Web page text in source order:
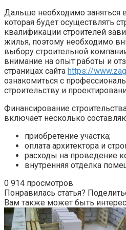
Дальше необходимо заняться
которая будет осуществлять
квалификации строителей
жилья, поэтому необходимо
выбору строительной
внимание на опыт работы и
страницах сайта https://
ознакомиться с
строительству и
Финансирование
включает несколько
приобретение участка;
оплата архитектора и
расходы на проведение
внутренняя отделка
0 914 просмотров
Понравилась статья?
Вам также может быть